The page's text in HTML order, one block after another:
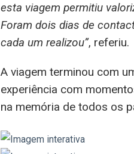
esta viagem permitiu
Foram dois dias de
cada um realizou”, referiu.
A viagem terminou com
experiência com
na memória de todos os